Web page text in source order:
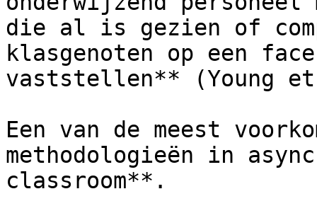
die al is gezien of
klasgenoten op een
vaststellen** (Young
Een van de meest
methodologieën in
classroom**.